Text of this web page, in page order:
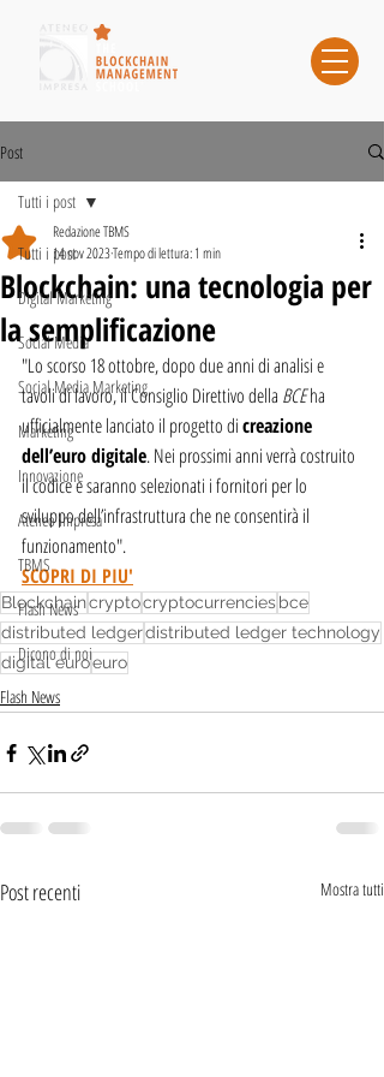
Post
Tutti i post
Digital Marketing
Social Media
Social Media Marketing
Marketing
Innovazione
Ateneo Impresa
TBMS
Flash News
Dicono di noi
Tutti i post
Blockchain: una tecnologia per
la semplificazione
Redazione TBMS
14 nov 2023Tempo di lettura: 1 min
"Lo scorso 18 ottobre, dopo due anni di analisi e
tavoli di lavoro, il Consiglio Direttivo della BCE ha
ufficialmente lanciato il progetto di creazione
dell’euro digitale. Nei prossimi anni verrà costruito
il codice e saranno selezionati i fornitori per lo
sviluppo dell’infrastruttura che ne consentirà il
funzionamento".
SCOPRI DI PIU'
Blockchaincryptocryptocurrenciesbce
distributed ledgerdistributed ledger technology
digital euroeuro
Flash News
Post recenti Mostra tutti